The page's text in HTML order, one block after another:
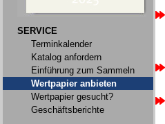
SERVICE
Terminkalender
Katalog anfordern
Einführung zum Sammeln
Wertpapier anbieten
Wertpapier gesucht?
Geschäftsberichte